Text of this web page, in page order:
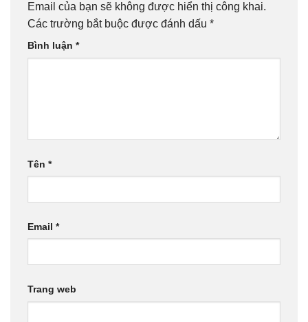
Email của bạn sẽ không được hiển thị công khai.
Các trường bắt buộc được đánh dấu *
Bình luận *
Tên *
Email *
Trang web